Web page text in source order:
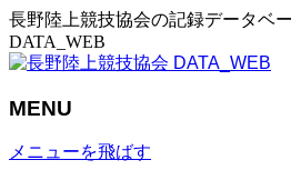
長野陸上競技協会の記録データベ
DATA_WEB
MENU
メニューを飛ばす